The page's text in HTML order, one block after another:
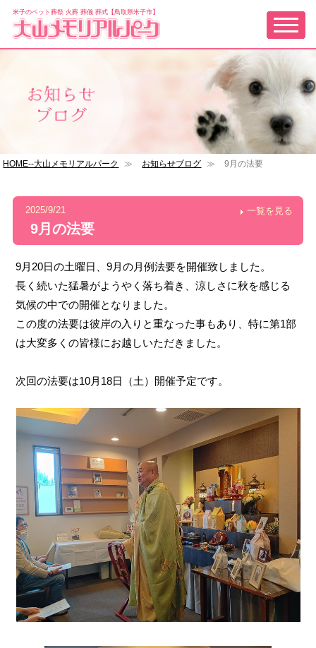
米子のペット葬祭 火葬 葬儀 葬式【鳥取県米子市】
HOME--大山メモリアルパーク ≫ お知らせブログ ≫ 9月の法要
一覧を見る
2025/9/21
9月の法要
9月20日の土曜日、9月の月例法要を開催致しました。
長く続いた猛暑がようやく落ち着き、涼しさに秋を感じる
気候の中での開催となりました。
この度の法要は彼岸の入りと重なった事もあり、特に第1部
は大変多くの皆様にお越しいただきました。
次回の法要は10月18日（土）開催予定です。